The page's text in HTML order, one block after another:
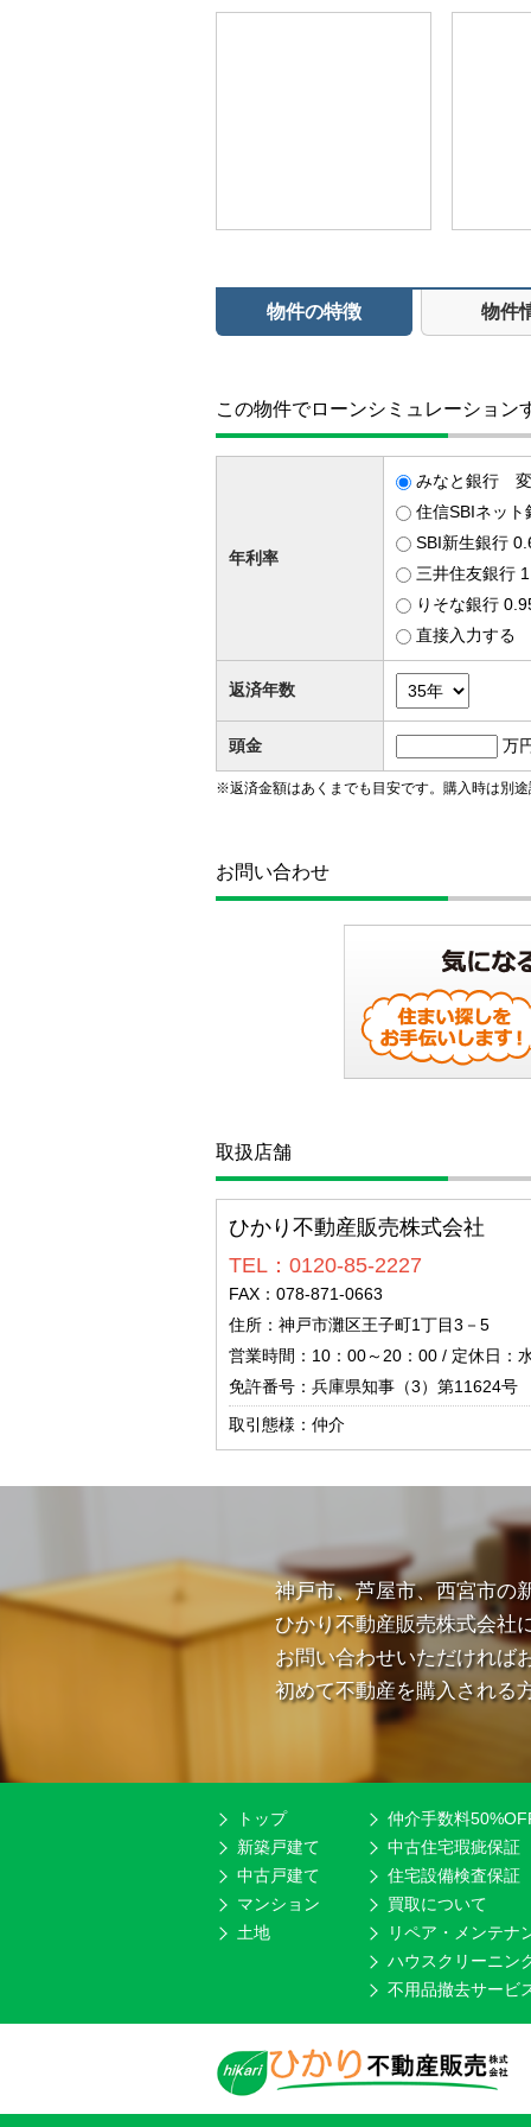
物件の特徴 物件
この物件でローンシミュレーション
年利率
みなと銀行 変
住信SBIネッ
SBI新生銀行
三井住友銀行
りそな銀行
直接入力する
返済年数
頭金 万
※返済金額はあくまでも目安です。購入時は別
お問い合わせ
取扱店舗
ひかり不動産販売株式会社
TEL：0120-85-2227
FAX：078-871-0663
住所：神戸市灘区王子町1丁目3－5
営業時間：10：00～20：00 / 定休日：
免許番号：兵庫県知事（3）第11624号
取引態様：仲介
神戸市、芦屋市、西宮市の
ひかり不動産販売株式会社
お問い合わせいただければ
初めて不動産を購入される
トップ
新築戸建て
中古戸建て
マンション
土地
仲介手数料
中古住宅瑕疵保証
住宅設備検査保証
買取について
リペア・メンテナ
ハウスクリーニン
不用品撤去サービ